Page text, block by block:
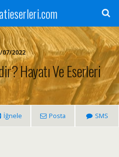
07/2022
Hayatı Ve Eserleri
İğnele Posta SMS